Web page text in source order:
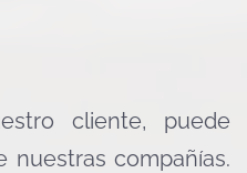
cliente, puede
nuestras compañías.